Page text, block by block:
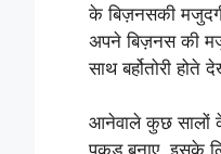
के बिज़नसकी
अपने बिज़नस की
साथ बर्होतोरी
आनेवाले कुछ सालों